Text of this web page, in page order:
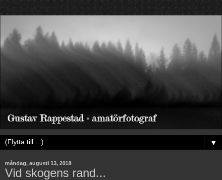
▼
måndag, augusti 13, 2018
Vid skogens rand...